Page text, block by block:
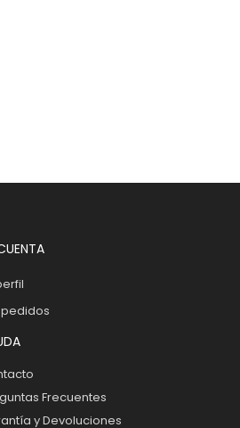
pedidos
Frecuentes
y Devoluciones